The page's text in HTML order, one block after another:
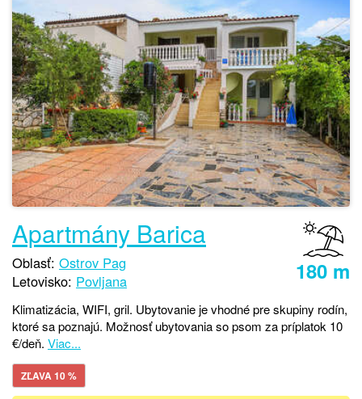
180 m
Apartmány Barica
Oblasť: Ostrov Pag
Letovisko: Povljana
Klimatizácia, WIFI, gril. Ubytovanie je vhodné pre skupiny rodín,
ktoré sa poznajú. Možnosť ubytovania so psom za príplatok 10
€/deň. Viac...
ZĽAVA 10 %